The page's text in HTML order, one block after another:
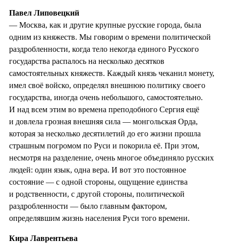
Павел Липовецкий
— Москва, как и другие крупные русские города, была
одним из княжеств. Мы говорим о времени политической
раздробленности, когда тело некогда единого Русского
государства распалось на несколько десятков
самостоятельных княжеств. Каждый князь чеканил монету,
имел своё войско, определял внешнюю политику своего
государства, иногда очень небольшого, самостоятельно.
И над всем этим во времена преподобного Сергия ещё
и довлела грозная внешняя сила — монгольская Орда,
которая за несколько десятилетий до его жизни прошла
страшным погромом по Руси и покорила её. При этом,
несмотря на разделение, очень многое объединяло русских
людей: один язык, одна вера. И вот это постоянное
состояние — с одной стороны, ощущение единства
и родственности, с другой стороны, политической
раздробленности — было главным фактором,
определявшим жизнь населения Руси того времени.
Кира Лаврентьева